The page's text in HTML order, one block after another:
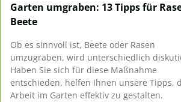
Garten umgraben: 13 Tipps für
Beete
Ob es sinnvoll ist, Beete oder Rasen
umzugraben, wird unterschiedlich
Haben Sie sich für diese Maßnahme
entschieden, helfen Ihnen unsere Tipps,
Arbeit im Garten effektiv zu gestalten.